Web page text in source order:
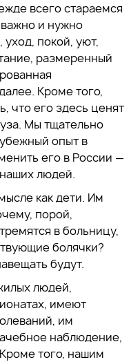
всего стараемся
и нужно
покой, уют,
размеренный
Кроме того,
что его здесь ценят
Мы тщательно
опыт в
его в России —
людей.
как дети. Им
порой,
в больницу,
болячки?
будут.
людей,
имеют
им
наблюдение,
того, нашим